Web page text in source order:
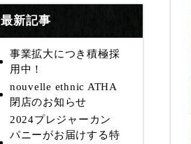
最新記事
事業拡大につき積極採
用中！
nouvelle ethnic ATHA
閉店のお知らせ
2024プレジャーカン
パニーがお届けする特